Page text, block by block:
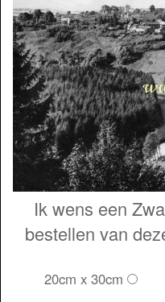
Ik wens een
bestellen van
20cm x 30cm